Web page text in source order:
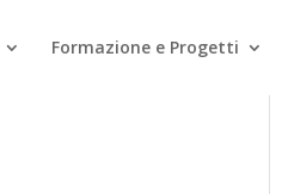
Formazione e Progetti